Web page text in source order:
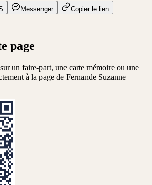
Messenger Copier le lien
page
un faire-part, une carte mémoire ou une
à la page de Fernande Suzanne